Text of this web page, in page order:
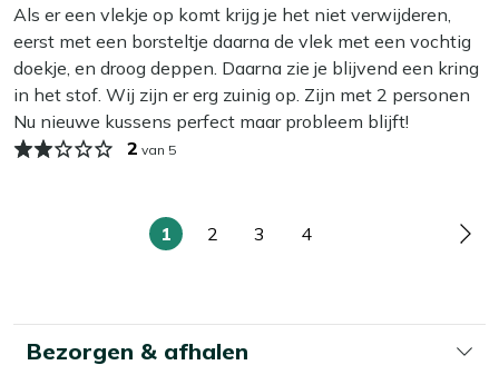
Als er een vlekje op komt krijg je het niet verwijderen,
eerst met een borsteltje daarna de vlek met een vochtig
doekje, en droog deppen. Daarna zie je blijvend een kring
in het stof. Wij zijn er erg zuinig op. Zijn met 2 personen
Nu nieuwe kussens perfect maar probleem blijft!
2 van 5
U
pagina
1
Pagina
2
Pagina
3
Pagina
4
Bezorgen & afhalen